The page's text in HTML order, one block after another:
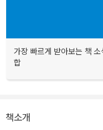
가장 빠르게 받아보는 책
합
책소개